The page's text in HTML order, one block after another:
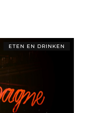
ETEN EN DRINKEN